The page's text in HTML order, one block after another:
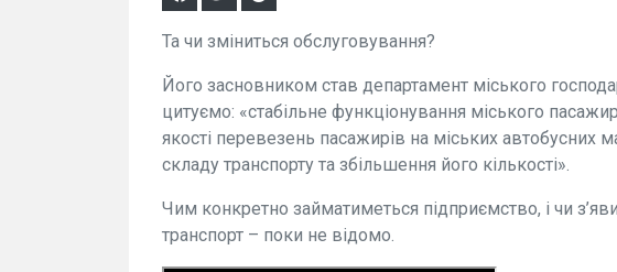
Та чи зміниться обслуговування?
Його засновником став департамент міського
цитуємо: «стабільне функціонування міського
якості перевезень пасажирів на міських автобусних
складу транспорту та збільшення його кількості».
Чим конкретно займатиметься підприємство, і чи
транспорт – поки не відомо.